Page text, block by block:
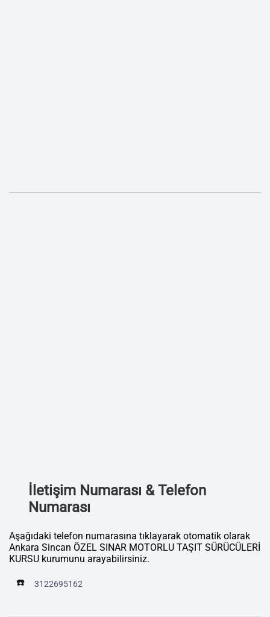
İletişim Numarası & Telefon
Numarası
Aşağıdaki telefon numarasına tıklayarak otomatik olarak
Ankara Sincan ÖZEL SINAR MOTORLU TAŞIT SÜRÜCÜLERİ
KURSU kurumunu arayabilirsiniz.
☎️ 3122695162